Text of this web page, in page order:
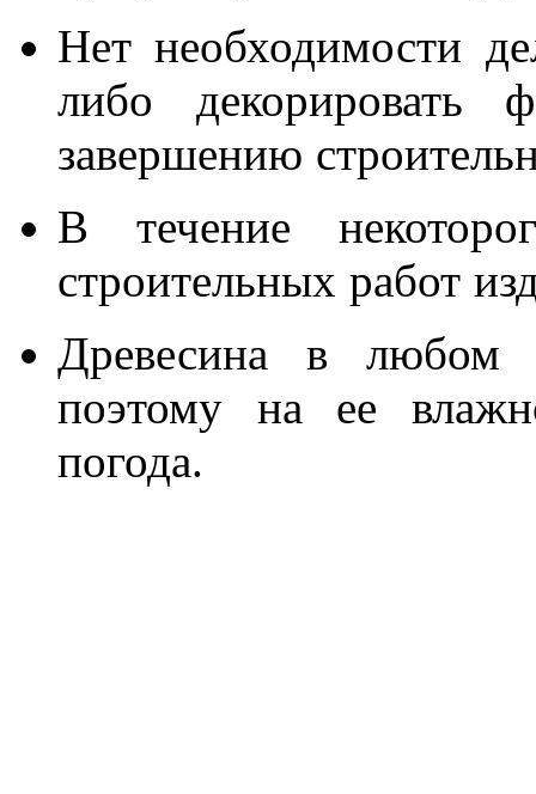
Нет необходимости
либо декорировать
завершению
В течение
строительных работ
Древесина в любом
поэтому на ее
погода.